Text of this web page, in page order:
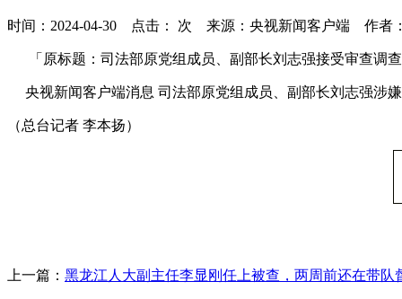
时间：2024-04-30 点击： 次 来源：央视新闻客户端 作者
「原标题：司法部原党组成员、副部长刘志强接受审查调
央视新闻客户端消息 司法部原党组成员、副部长刘志强涉
（总台记者 李本扬）
上一篇： 黑龙江人大副主任李显刚任上被查，两周前还在带队